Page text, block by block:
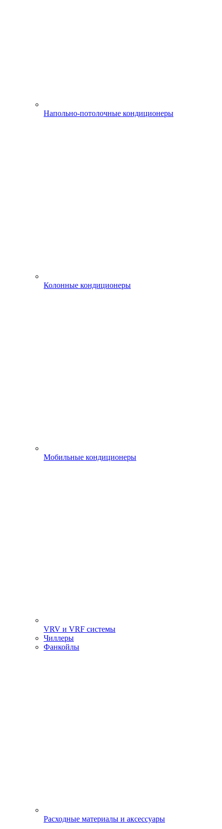
Напольно-потолочные кондиционеры
Колонные кондиционеры
Мобильные кондиционеры
VRV и VRF системы
Чиллеры
Фанкойлы
Расходные материалы и аксессуары